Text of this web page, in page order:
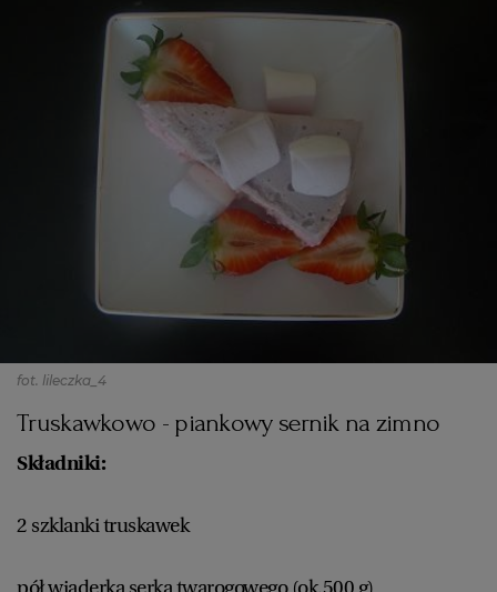
fot. lileczka_4
Truskawkowo - piankowy sernik na zimno
Składniki:
2 szklanki truskawek